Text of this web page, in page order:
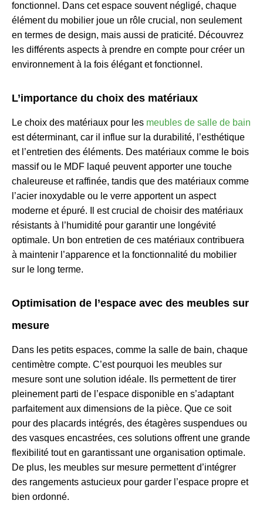
fonctionnel. Dans cet espace souvent négligé, chaque
élément du mobilier joue un rôle crucial, non seulement
en termes de design, mais aussi de praticité. Découvrez
les différents aspects à prendre en compte pour créer un
environnement à la fois élégant et fonctionnel.
L’importance du choix des matériaux
Le choix des matériaux pour les meubles de salle de bain
est déterminant, car il influe sur la durabilité, l’esthétique
et l’entretien des éléments. Des matériaux comme le bois
massif ou le MDF laqué peuvent apporter une touche
chaleureuse et raffinée, tandis que des matériaux comme
l’acier inoxydable ou le verre apportent un aspect
moderne et épuré. Il est crucial de choisir des matériaux
résistants à l’humidité pour garantir une longévité
optimale. Un bon entretien de ces matériaux contribuera
à maintenir l’apparence et la fonctionnalité du mobilier
sur le long terme.
Optimisation de l’espace avec des meubles sur
mesure
Dans les petits espaces, comme la salle de bain, chaque
centimètre compte. C’est pourquoi les meubles sur
mesure sont une solution idéale. Ils permettent de tirer
pleinement parti de l’espace disponible en s’adaptant
parfaitement aux dimensions de la pièce. Que ce soit
pour des placards intégrés, des étagères suspendues ou
des vasques encastrées, ces solutions offrent une grande
flexibilité tout en garantissant une organisation optimale.
De plus, les meubles sur mesure permettent d’intégrer
des rangements astucieux pour garder l’espace propre et
bien ordonné.